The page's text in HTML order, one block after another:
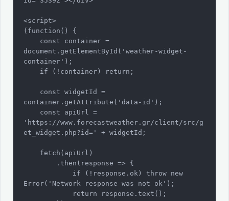
<script>
(function() {
document.getElementById('weather-widget-
container');
container.getAttribute('data-id');
'https://www.forecastweather.gr/client/src/g
et_widget.php?id=' + widgetId;
Error('Network response was not ok');